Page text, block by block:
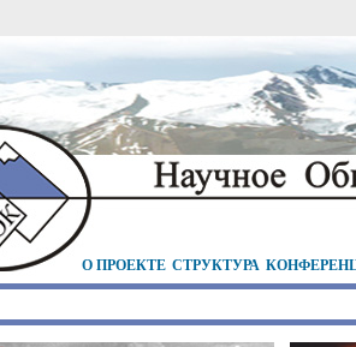
О ПРОЕКТЕ СТРУКТУРА